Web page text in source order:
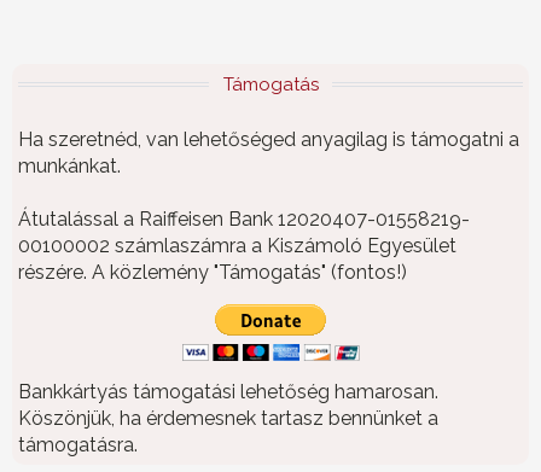
Támogatás
Ha szeretnéd, van lehetőséged anyagilag is támogatni a
munkánkat.
Átutalással a Raiffeisen Bank 12020407-01558219-
00100002 számlaszámra a Kiszámoló Egyesület
részére. A közlemény "Támogatás" (fontos!)
Bankkártyás támogatási lehetőség hamarosan.
Köszönjük, ha érdemesnek tartasz bennünket a
támogatásra.